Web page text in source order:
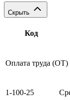
Скрыть
Код
Оплата труда (ОТ)
1-100-25